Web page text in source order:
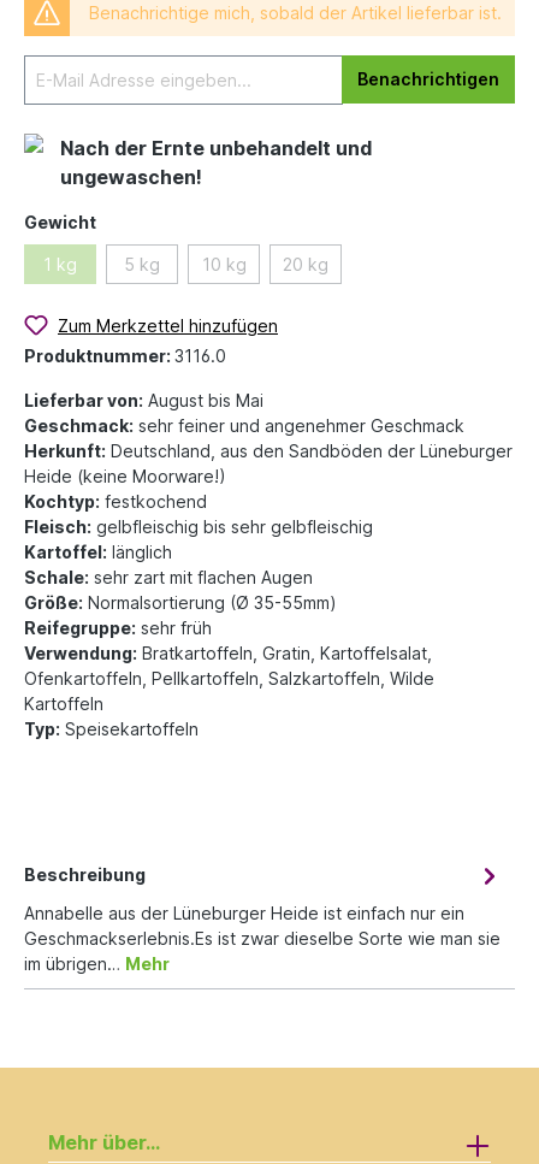
Benachrichtige mich, sobald der Artikel lieferbar ist.
Benachrichtigen
Nach der Ernte unbehandelt und
ungewaschen!
Gewicht
1 kg 5 kg 10 kg 20 kg
Zum Merkzettel hinzufügen
Produktnummer: 3116.0
Lieferbar von: August bis Mai
Geschmack: sehr feiner und angenehmer Geschmack
Herkunft: Deutschland, aus den Sandböden der Lüneburger
Heide (keine Moorware!)
Kochtyp: festkochend
Fleisch: gelbfleischig bis sehr gelbfleischig
Kartoffel: länglich
Schale: sehr zart mit flachen Augen
Größe: Normalsortierung (Ø 35-55mm)
Reifegruppe: sehr früh
Verwendung: Bratkartoffeln, Gratin, Kartoffelsalat,
Ofenkartoffeln, Pellkartoffeln, Salzkartoffeln, Wilde
Kartoffeln
Typ: Speisekartoffeln
Beschreibung
Annabelle aus der Lüneburger Heide ist einfach nur ein
Geschmackserlebnis.Es ist zwar dieselbe Sorte wie man sie
im übrigen… Mehr
Mehr über...